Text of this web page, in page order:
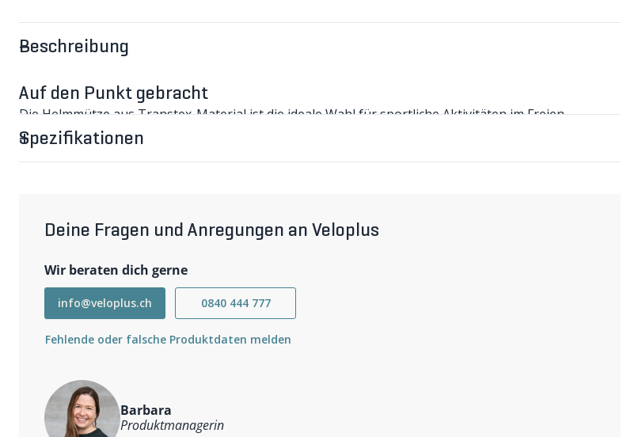
Beschreibung
Auf den Punkt gebracht
Die Helmmütze aus Transtex-Material ist die ideale Wahl für sportliche Aktivitäten im Freien.
TRANSTEX LIGHT Helmmütze im Detail
Die leichte TRANSTEX LIGHT Helmmütze saugt den Schweiss auf und transportiert ihn an das
Leichte Mütze aus Transtex-Material
Passt unter jeden Helm
Grösse S/M = 53–59cm, L/XL = 56–64cm
Spezifikationen
Deine Fragen und Anregungen an Veloplus
Wir beraten dich gerne
info@veloplus.ch 0840 444 777
Fehlende oder falsche Produktdaten melden
Barbara
Produktmanagerin